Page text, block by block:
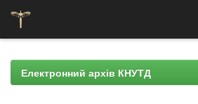
navigationЕлектронний архів КНУТД